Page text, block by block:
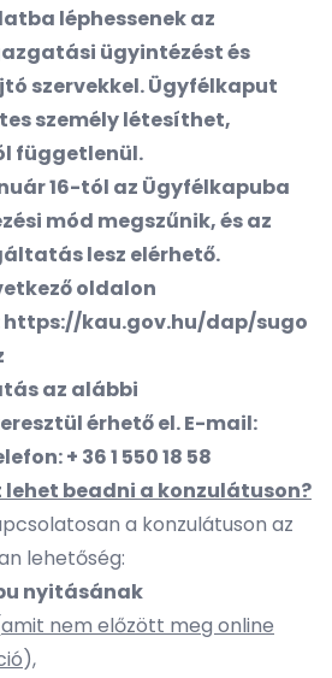
léphessenek az
ügyintézést és
szervekkel. Ügyfélkaput
személy létesíthet,
függetlenül.
16-tól az Ügyfélkapuba
mód megszűnik, és az
lesz elérhető.
oldalon
https://kau.gov.hu/dap/sugo
az alábbi
érhető el. E-mail:
+ 36 1 550 18 58
lehet beadni a konzulátuson?
a konzulátuson az
lehetőség:
nyitásának
amit nem előzött meg online
),